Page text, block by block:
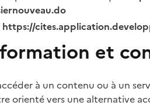
https://
et
à un contenu ou à un
orienté vers une alternative